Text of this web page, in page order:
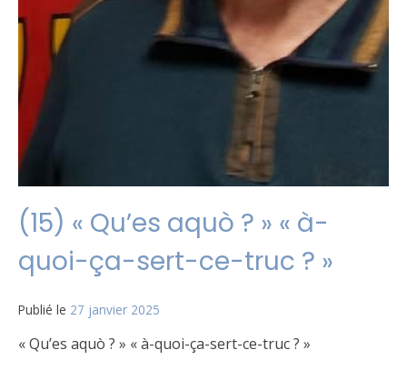
(15) « Qu’es aquò ? » « à-
quoi-ça-sert-ce-truc ? »
Publié le 27 janvier 2025
« Qu’es aquò ? » « à-quoi-ça-sert-ce-truc ? »